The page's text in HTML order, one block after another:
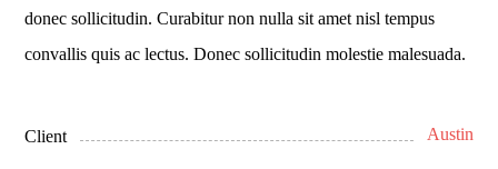
donec sollicitudin. Curabitur non nulla sit amet nisl tempus
convallis quis ac lectus. Donec sollicitudin molestie malesuada.
Client Austin